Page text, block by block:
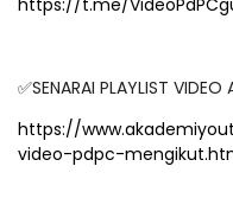
https://t.me/
✅SENARAI PLAYLIST VIDEO
https://
video-pdpc-